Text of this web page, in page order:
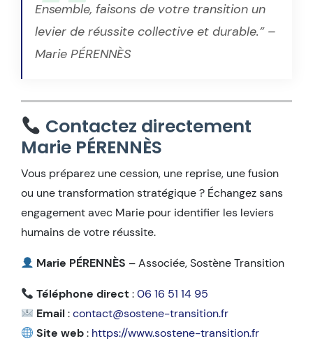
Ensemble, faisons de votre transition un
levier de réussite collective et durable.”–
Marie PÉRENNÈS
Contactez directement
Marie PÉRENNÈS
Vous préparez une cession, une reprise, une fusion
ou une transformation stratégique ? Échangez sans
engagement avec Marie pour identifier les leviers
humains de votre réussite.
Marie PÉRENNÈS – Associée, Sostène Transition
Téléphone direct :06 16 51 14 95
Email :contact@sostene-transition.fr
Site web: https://www.sostene-transition.fr